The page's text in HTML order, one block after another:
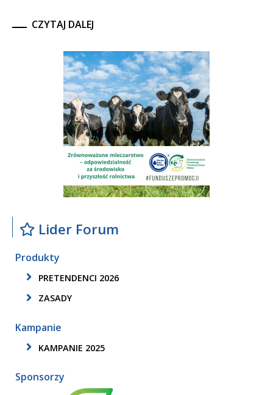
CZYTAJ DALEJ
Lider Forum
Produkty
PRETENDENCI 2026
ZASADY
Kampanie
KAMPANIE 2025
Sponsorzy